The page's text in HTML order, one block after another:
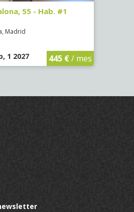
55 - Hab. #1
Madrid
1 2027 445 €/ mes